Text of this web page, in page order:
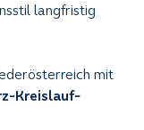
langfristig
mit
Kreislauf-